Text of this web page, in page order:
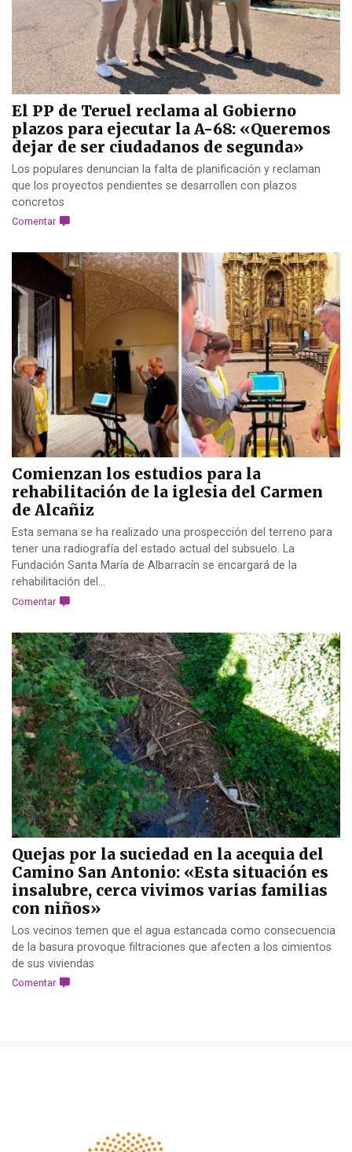
El PP de Teruel reclama al Gobierno
plazos para ejecutar la A-68: «Queremos
dejar de ser ciudadanos de segunda»
Los populares denuncian la falta de planificación y reclaman
que los proyectos pendientes se desarrollen con plazos
concretos
Comentar
Comienzan los estudios para la
rehabilitación de la iglesia del Carmen
de Alcañiz
Esta semana se ha realizado una prospección del terreno para
tener una radiografía del estado actual del subsuelo. La
Fundación Santa María de Albarracín se encargará de la
rehabilitación del...
Comentar
Quejas por la suciedad en la acequia del
Camino San Antonio: «Esta situación es
insalubre, cerca vivimos varias familias
con niños»
Los vecinos temen que el agua estancada como consecuencia
de la basura provoque filtraciones que afecten a los cimientos
de sus viviendas
Comentar